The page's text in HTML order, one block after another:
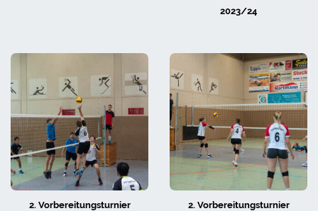
2023/24
2. Vorbereitungsturnier
2. Vorbereitungsturnier